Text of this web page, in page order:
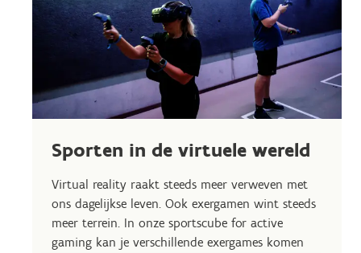
Sporten in de virtuele wereld
Virtual reality raakt steeds meer verweven met
ons dagelijkse leven. Ook exergamen wint steeds
meer terrein. In onze sportscube for active
gaming kan je verschillende exergames komen